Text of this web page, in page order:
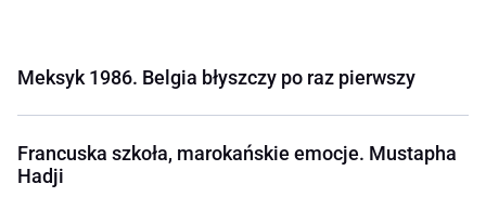
Meksyk 1986. Belgia błyszczy po raz pierwszy
Francuska szkoła, marokańskie emocje. Mustapha
Hadji